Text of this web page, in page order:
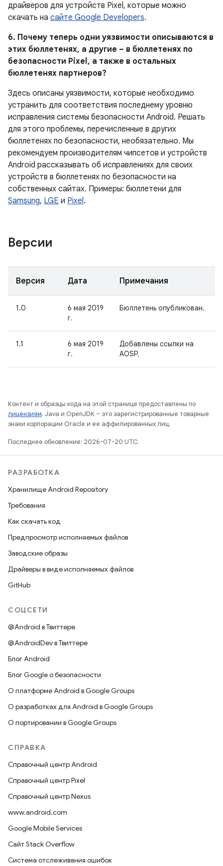
драйверов для устройств Pixel, которые можно
скачать на сайте Google Developers.
6. Почему теперь одни уязвимости описываются в
этих бюллетенях, а другие – в бюллетенях по
безопасности Pixel , а также в остальных
бюллетенях партнеров?
Здесь описаны уязвимости, которые необходимо
устранить для соответствия последнему уровню
исправления системы безопасности Android. Решать
для этого проблемы, перечисленные в других
бюллетенях по безопасности, необязательно. Мы
рекомендуем производителям чипсетов и устройств
Android рассказывать об исправлениях для своих
устройств в бюллетенях по безопасности на
собственных сайтах. Примеры: бюллетени для
Samsung, LGE и Pixel.
Версии
Версия Дата Примечания
1.0
6 мая 2019
г.
Бюллетень опубликован.
1.1
6 мая 2019
г.
Добавлены ссылки на
AOSP.
Контент и образцы кода на этой странице предоставлены по
лицензиям. Java и OpenJDK – это зарегистрированные товарные
знаки корпорации Oracle и ее аффилированных лиц.
Последнее обновление: 2026-07-20 UTC.
РАЗРАБОТКА
Хранилище Android Repository
Требования
Как скачать код
Предпросмотр исполняемых файлов
Заводские образы
Драйверы в виде исполняемых файлов
GitHub
СОЦСЕТИ
@Android в Твиттере
@AndroidDev в Твиттере
Блог Android
Блог Google о безопасности
О платформе Android в Google Groups
О разработках для Android в Google Groups
О портировании в Google Groups
СПРАВКА
Справочный центр Android
Справочный центр Pixel
Справочный центр Nexus
www.android.com
Google Mobile Services
Сайт Stack Overflow
Система отслеживания ошибок